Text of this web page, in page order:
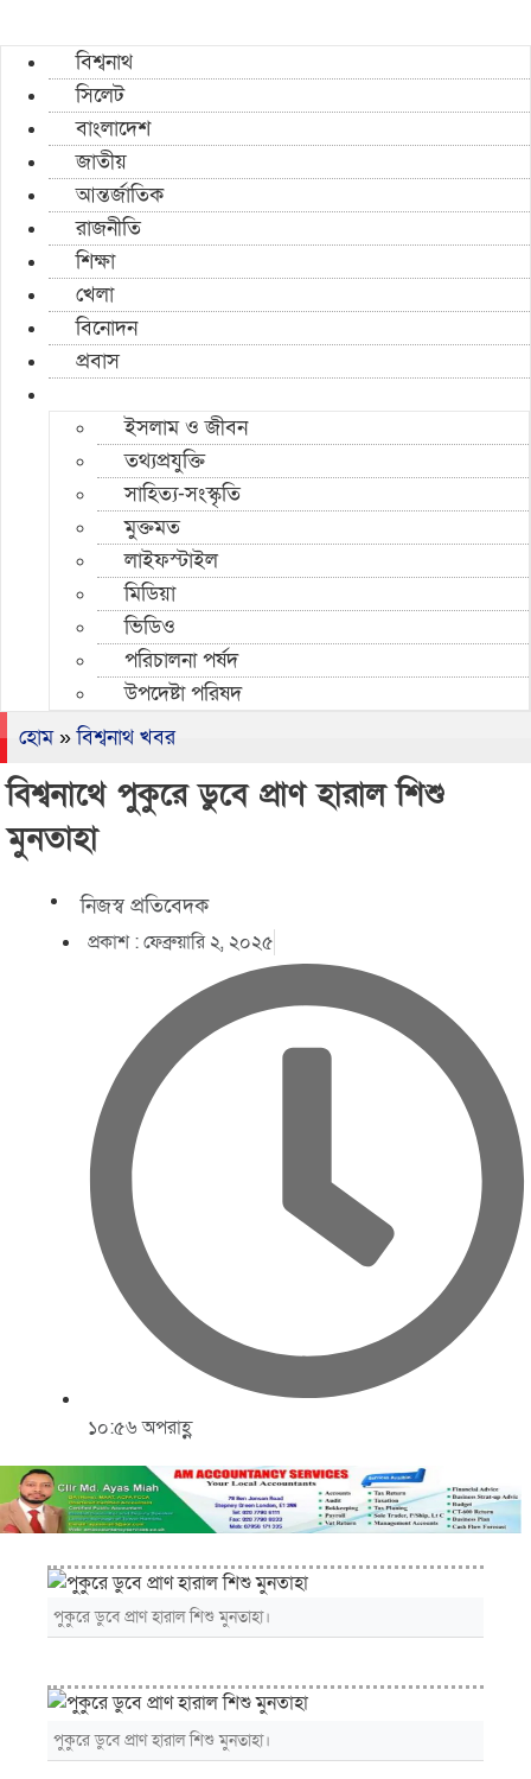
বিশ্বনাথ
সিলেট
বাংলাদেশ
জাতীয়
আন্তর্জাতিক
রাজনীতি
শিক্ষা
খেলা
বিনোদন
প্রবাস
ইসলাম ও জীবন
তথ্যপ্রযুক্তি
সাহিত্য-সংস্কৃতি
মুক্তমত
লাইফস্টাইল
মিডিয়া
ভিডিও
পরিচালনা পর্ষদ
উপদেষ্টা পরিষদ
হোম»বিশ্বনাথ খবর
বিশ্বনাথে পুকুরে ডুবে প্রাণ হারাল শিশু
মুনতাহা
নিজস্ব প্রতিবেদক
প্রকাশ :ফেব্রুয়ারি ২, ২০২৫
১০:৫৬ অপরাহ্ণ
পুকুরে ডুবে প্রাণ হারাল শিশু মুনতাহা।
পুকুরে ডুবে প্রাণ হারাল শিশু মুনতাহা।